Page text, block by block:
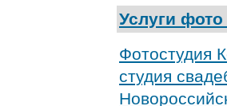
Услуги
Фотостудия
студия